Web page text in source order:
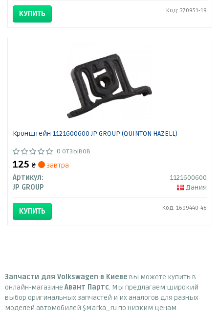
КУПИТЬ Код: 370951-19
Кронштейн 1121600600 JP GROUP (QUINTON HAZELL)
0 отзывов
125 ₴
завтра
Артикул:
1121600600
JP GROUP
Дания
КУПИТЬ Код: 1699440-46
Запчасти для Volkswagen в Киеве вы можете купить в
онлайн-магазине Авант Партс. Мы предлагаем широкий
выбор оригинальных запчастей и их аналогов для разных
моделей автомобилей $Marka_ru по низким ценам.